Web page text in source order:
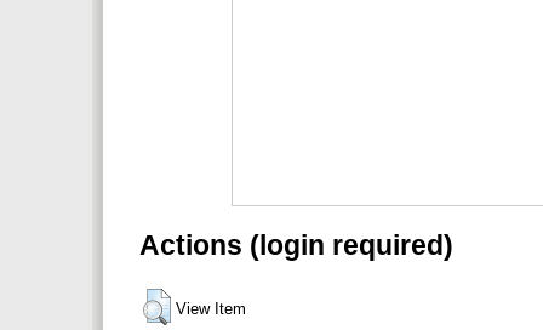
Actions (login required)
View Item